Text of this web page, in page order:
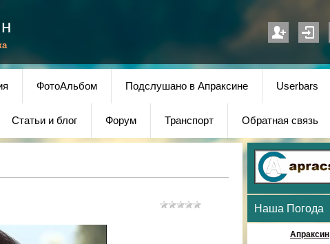
ФотоАльбом Подслушано в Апраксине Userbars
Статьи и блог Форум Транспорт Обратная связь
Наша Погода
Апраксин